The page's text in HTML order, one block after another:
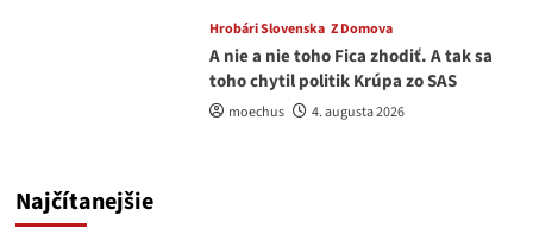
Hrobári Slovenska Z Domova
A nie a nie toho Fica zhodiť. A tak sa
toho chytil politik Krúpa zo SAS
moechus 4. augusta 2026
Najčítanejšie